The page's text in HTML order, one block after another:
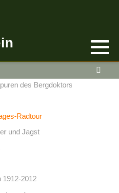
des Bergdoktors
Radtour
und Jagst
1912-2012